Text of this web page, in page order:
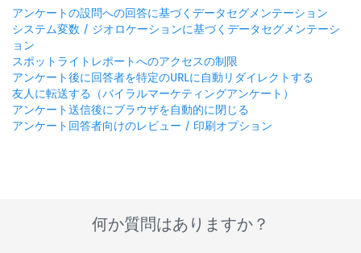
アンケートの設問への回答に基づくデータセグメンテーション
システム変数 / ジオロケーションに基づくデータセグメンテーシ
ョン
スポットライトレポートへのアクセスの制限
アンケート後に回答者を特定のURLに自動リダイレクトする
友人に転送する（バイラルマーケティングアンケート）
アンケート送信後にブラウザを自動的に閉じる
アンケート回答者向けのレビュー / 印刷オプション
何か質問はありますか？